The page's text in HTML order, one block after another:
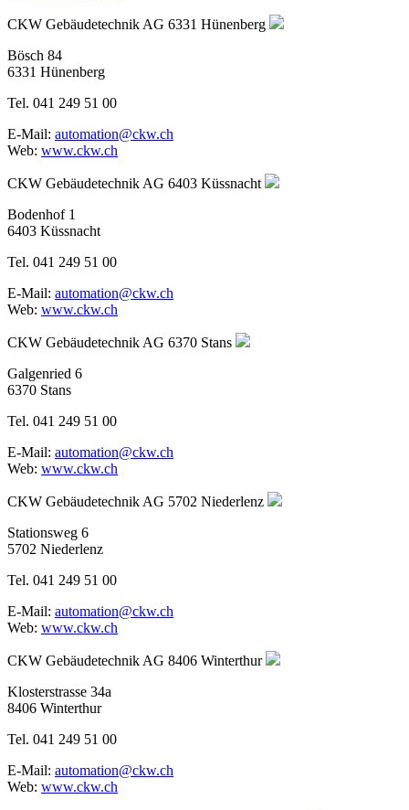
CKW Gebäudetechnik AG 6331 Hünenberg
Bösch 84
6331 Hünenberg
Tel. 041 249 51 00
E-Mail: automation@ckw.ch
Web: www.ckw.ch
CKW Gebäudetechnik AG 6403 Küssnacht
Bodenhof 1
6403 Küssnacht
Tel. 041 249 51 00
E-Mail: automation@ckw.ch
Web: www.ckw.ch
CKW Gebäudetechnik AG 6370 Stans
Galgenried 6
6370 Stans
Tel. 041 249 51 00
E-Mail: automation@ckw.ch
Web: www.ckw.ch
CKW Gebäudetechnik AG 5702 Niederlenz
Stationsweg 6
5702 Niederlenz
Tel. 041 249 51 00
E-Mail: automation@ckw.ch
Web: www.ckw.ch
CKW Gebäudetechnik AG 8406 Winterthur
Klosterstrasse 34a
8406 Winterthur
Tel. 041 249 51 00
E-Mail: automation@ckw.ch
Web: www.ckw.ch